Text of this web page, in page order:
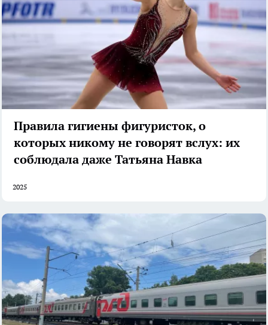
Правила гигиены фигуристок, о
которых никому не говорят вслух: их
соблюдала даже Татьяна Навка
2025